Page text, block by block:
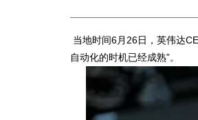
当地时间6月26日，英伟达
自动化的时机已经成熟”。